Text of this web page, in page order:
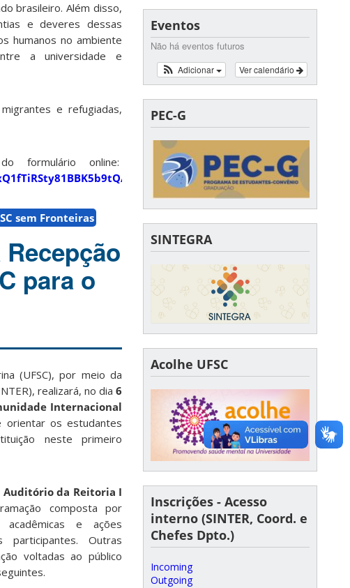
brasileiro. Além disso,
e deveres dessas
humanos no ambiente
a universidade e
e refugiadas,
formulário online:
viewform
sem Fronteiras
para o
(UFSC), por meio da
realizará, no dia 6
Internacional
os estudantes
neste primeiro
Auditório da Reitoria I
composta por
acadêmicas e ações
Outras
voltadas ao público
Eventos
Não há eventos futuros
Ver calendário
Adicionar
PEC-G
SINTEGRA
Acolhe UFSC
Inscrições - Acesso
interno (SINTER, Coord. e
Chefes Dpto.)
Incoming
Outgoing